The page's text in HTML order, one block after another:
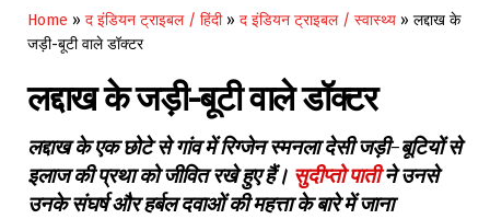
Home » द इंडियन ट्राइबल / हिंदी» द इंडियन ट्राइबल / स्वास्थ्य » लद्दाख के
जड़ी-बूटी वाले डॉक्टर
लद्दाख के जड़ी-बूटी वाले डॉक्टर
लद्दाख के एक छोटे से गांव में रिग्जेन स्मनला देसी जड़ी-बूटियों से
इलाज की प्रथा को जीवित रखे हुए हैं। सुदीप्तो पातीने उनसे
उनके संघर्ष और हर्बल दवाओं की महत्ता के बारे में जाना